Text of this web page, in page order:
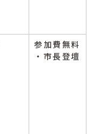
参加費無料
・市長登壇